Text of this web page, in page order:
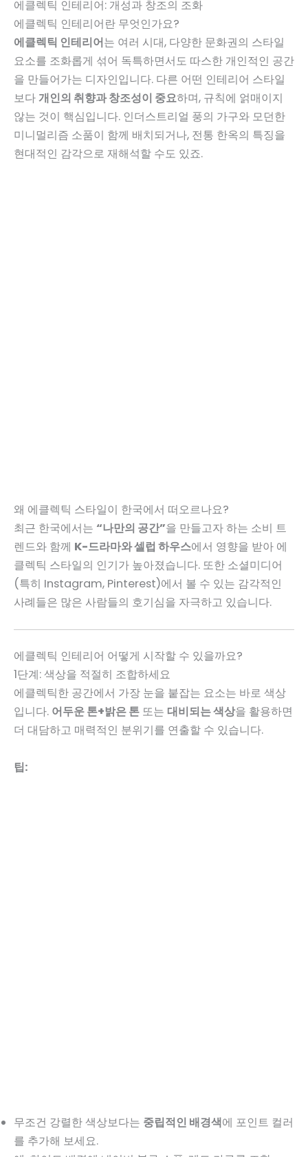
에클렉틱 인테리어: 개성과 창조의 조화
에클렉틱 인테리어란 무엇인가요?
에클렉틱 인테리어는 여러 시대, 다양한 문화권의 스타일
요소를 조화롭게 섞어 독특하면서도 따스한 개인적인 공간
을 만들어가는 디자인입니다. 다른 어떤 인테리어 스타일
보다개인의 취향과 창조성이 중요하며, 규칙에 얽매이지
않는 것이 핵심입니다. 인더스트리얼 풍의 가구와 모던한
미니멀리즘 소품이 함께 배치되거나, 전통 한옥의 특징을
현대적인 감각으로 재해석할 수도 있죠.
왜 에클렉틱 스타일이 한국에서 떠오르나요?
최근 한국에서는 “나만의 공간”을 만들고자 하는 소비 트
렌드와 함께 K-드라마와 셀럽 하우스에서 영향을 받아 에
클렉틱 스타일의 인기가 높아졌습니다. 또한 소셜미디어
(특히 Instagram, Pinterest)에서 볼 수 있는 감각적인
사례들은 많은 사람들의 호기심을 자극하고 있습니다.
에클렉틱 인테리어 어떻게 시작할 수 있을까요?
1단계: 색상을 적절히 조합하세요
에클렉틱한 공간에서 가장 눈을 붙잡는 요소는 바로 색상
입니다. 어두운 톤+밝은 톤 또는 대비되는 색상을 활용하면
더 대담하고 매력적인 분위기를 연출할 수 있습니다.
팁:
무조건 강렬한 색상보다는 중립적인 배경색에 포인트 컬러
를 추가해 보세요.